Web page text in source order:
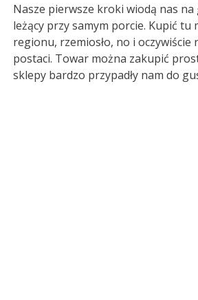
Nasze pierwsze kroki wiodą nas na
leżący przy samym porcie. Kupić tu
regionu, rzemiosło, no i oczywiście
postaci. Towar można zakupić
sklepy bardzo przypadły nam do